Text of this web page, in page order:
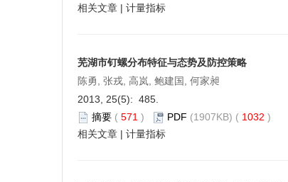
相关文章 | 计量指标
芜湖市钉螺分布特征与态势及防控策略
陈勇, 张戎, 高岚, 鲍建国, 何家昶
2013, 25(5): 485.
摘要 ( 571 ) PDF (1907KB) ( 1032 )
相关文章 | 计量指标